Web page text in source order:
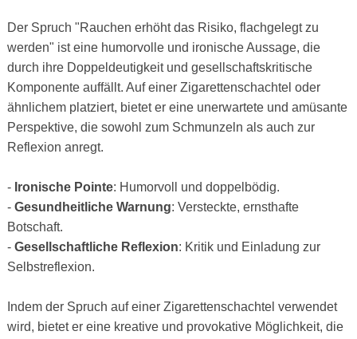
Der Spruch "Rauchen erhöht das Risiko, flachgelegt zu
werden" ist eine humorvolle und ironische Aussage, die
durch ihre Doppeldeutigkeit und gesellschaftskritische
Komponente auffällt. Auf einer Zigarettenschachtel oder
ähnlichem platziert, bietet er eine unerwartete und amüsante
Perspektive, die sowohl zum Schmunzeln als auch zur
Reflexion anregt.
- Ironische Pointe: Humorvoll und doppelbödig.
- Gesundheitliche Warnung: Versteckte, ernsthafte
Botschaft.
- Gesellschaftliche Reflexion: Kritik und Einladung zur
Selbstreflexion.
Indem der Spruch auf einer Zigarettenschachtel verwendet
wird, bietet er eine kreative und provokative Möglichkeit, die